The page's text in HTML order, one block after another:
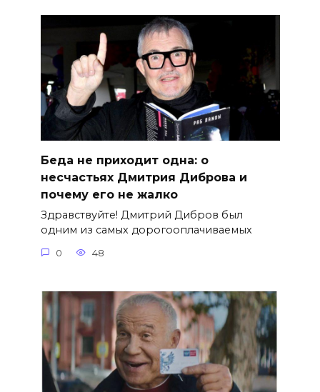
Беда не приходит одна: о
несчастьях Дмитрия Диброва и
почему его не жалко
Здравствуйте! Дмитрий Дибров был
одним из самых дорогооплачиваемых
0 48